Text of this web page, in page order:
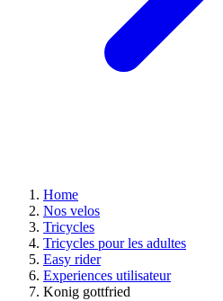
Home
Nos velos
Tricycles
Tricycles pour les adultes
Easy rider
Experiences utilisateur
Konig gottfried